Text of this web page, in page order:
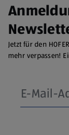
Jetzt für den
mehr verpassen!